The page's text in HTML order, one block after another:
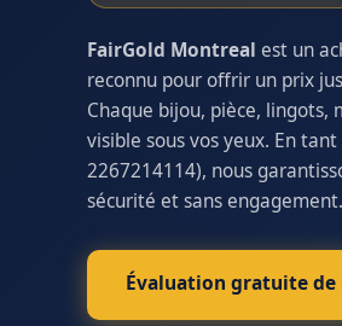
FairGold Montreal est un
reconnu pour offrir un prix
Chaque bijou, pièce,
visible sous vos yeux. En
2267214114), nous
sécurité et sans engagement.
Évaluation gratuite de